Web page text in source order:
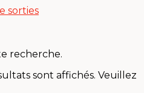
sorties
recherche.
sont affichés. Veuillez